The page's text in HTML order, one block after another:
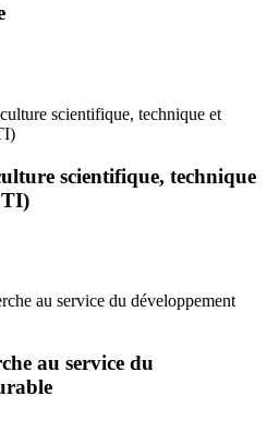
scientifique, technique et
scientifique, technique
au service du développement
au service du